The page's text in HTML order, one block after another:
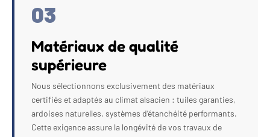
03
Matériaux de qualité
supérieure
Nous sélectionnons exclusivement des matériaux
certifiés et adaptés au climat alsacien : tuiles garanties,
ardoises naturelles, systèmes d’étanchéité performants.
Cette exigence assure la longévité de vos travaux de